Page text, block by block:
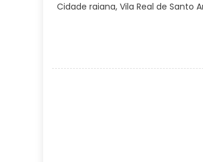
Cidade raiana, Vila Real de